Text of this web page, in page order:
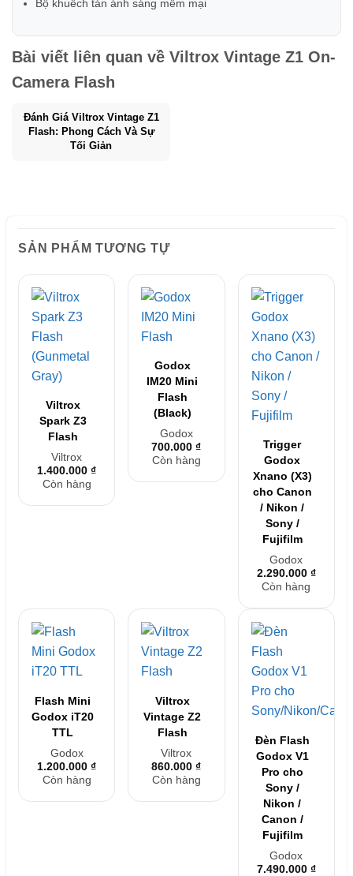
Bộ khuếch tán ánh sáng mềm mại
Bài viết liên quan về Viltrox Vintage Z1 On-
Camera Flash
Đánh Giá Viltrox Vintage Z1
Flash: Phong Cách Và Sự
Tối Giản
SẢN PHẨM TƯƠNG TỰ
Viltrox
Spark Z3
Flash
Viltrox
1.400.000₫
Còn hàng
Godox
IM20 Mini
Flash
(Black)
Godox
700.000₫
Còn hàng
Trigger
Godox
Xnano (X3)
cho Canon
/ Nikon /
Sony /
Fujifilm
Godox
2.290.000 ₫
Còn hàng
Flash Mini
Godox iT20
TTL
Godox
1.200.000₫
Còn hàng
Viltrox
Vintage Z2
Flash
Viltrox
860.000₫
Còn hàng
Đèn Flash
Godox V1
Pro cho
Sony /
Nikon /
Canon /
Fujifilm
Godox
7.490.000 ₫